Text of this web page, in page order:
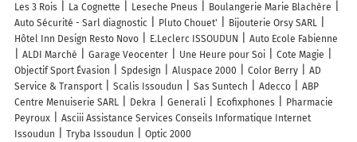
Les 3 Rois La Cognette Leseche Pneus
Boulangerie Marie Blachère
Auto Sécurité - Sarl diagnostic
Pluto Chouet'
Bijouterie Orsy SARL
Hôtel Inn Design Resto Novo
E.Leclerc ISSOUDUN
Auto Ecole Fabienne
ALDI Marché
Garage Veocenter Une Heure pour Soi
Cote Magie
Objectif Sport Évasion
Spdesign Aluspace 2000 Color Berry
AD
Service & Transport
Scalis Issoudun Sas Suntech Adecco
ABP
Centre Menuiserie SARL
Dekra Generali Ecofixphones
Pharmacie
Peyroux
Asciii Assistance Services Conseils Informatique Internet
Issoudun
Tryba Issoudun Optic 2000